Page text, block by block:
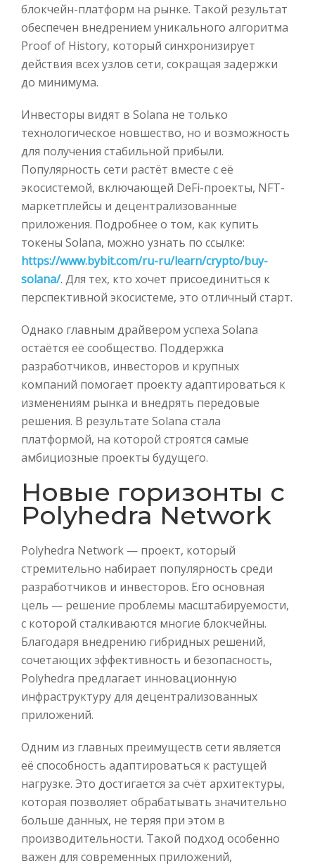
блокчейн-платформ на рынке. Такой результат
обеспечен внедрением уникального алгоритма
Proof of History, который синхронизирует
действия всех узлов сети, сокращая задержки
до минимума.
Инвесторы видят в Solana не только
технологическое новшество, но и возможность
для получения стабильной прибыли.
Популярность сети растёт вместе с её
экосистемой, включающей DeFi-проекты, NFT-
маркетплейсы и децентрализованные
приложения. Подробнее о том, как купить
токены Solana, можно узнать по ссылке:
https://www.bybit.com/ru-ru/learn/crypto/buy-
solana/. Для тех, кто хочет присоединиться к
перспективной экосистеме, это отличный старт.
Однако главным драйвером успеха Solana
остаётся её сообщество. Поддержка
разработчиков, инвесторов и крупных
компаний помогает проекту адаптироваться к
изменениям рынка и внедрять передовые
решения. В результате Solana стала
платформой, на которой строятся самые
амбициозные проекты будущего.
Новые горизонты с
Polyhedra Network
Polyhedra Network — проект, который
стремительно набирает популярность среди
разработчиков и инвесторов. Его основная
цель — решение проблемы масштабируемости,
с которой сталкиваются многие блокчейны.
Благодаря внедрению гибридных решений,
сочетающих эффективность и безопасность,
Polyhedra предлагает инновационную
инфраструктуру для децентрализованных
приложений.
Одним из главных преимуществ сети является
её способность адаптироваться к растущей
нагрузке. Это достигается за счёт архитектуры,
которая позволяет обрабатывать значительно
больше данных, не теряя при этом в
производительности. Такой подход особенно
важен для современных приложений,